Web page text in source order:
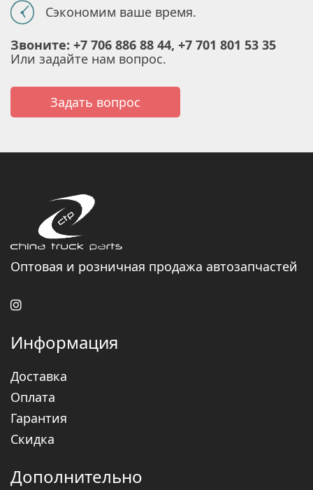
Сэкономим ваше время.
Звоните: +7 706 886 88 44, +7 701 801 53 35
Или задайте нам вопрос.
Задать вопрос
Оптовая и розничная продажа автозапчастей
Информация
Доставка
Оплата
Гарантия
Скидка
Дополнительно